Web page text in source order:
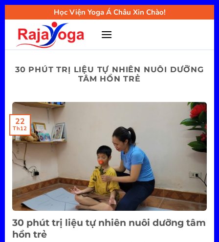
Bỏ
qua
nội
Học Viện Yoga Á Châu Xin Chào!
30 PHÚT TRỊ LIỆU TỰ NHIÊN NUÔI DƯỠNG
TÂM HỒN TRẺ
30 phút trị liệu tự nhiên nuôi dưỡng tâm
hồn trẻ
22
Th12